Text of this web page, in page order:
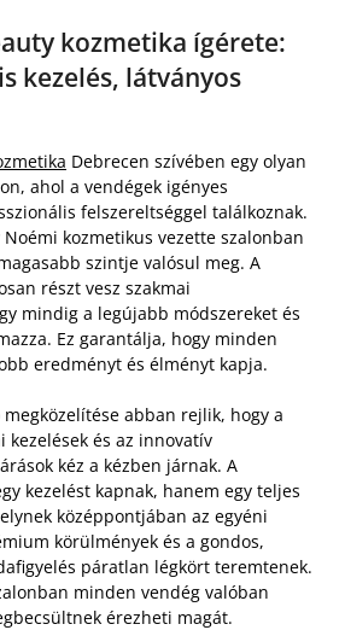
kozmetika ígérete:
kezelés, látványos
Debrecen szívében egy olyan
ahol a vendégek igényes
felszereltséggel találkoznak.
kozmetikus vezette szalonban
szintje valósul meg. A
részt vesz szakmai
mindig a legújabb módszereket és
Ez garantálja, hogy minden
eredményt és élményt kapja.
abban rejlik, hogy a
kezelések és az innovatív
kéz a kézben járnak. A
kezelést kapnak, hanem egy teljes
középpontjában az egyéni
körülmények és a gondos,
páratlan légkört teremtenek.
minden vendég valóban
érezheti magát.